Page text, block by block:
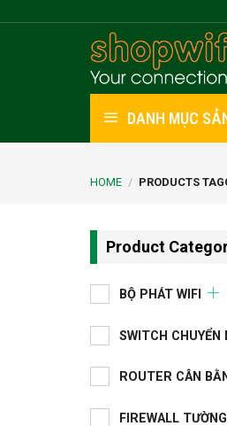
DANH MỤC
HOME / PRODUCTS
Product
BỘ PHÁT WIFI
SWITCH CHUYỂN
ROUTER CÂN
FIREWALL